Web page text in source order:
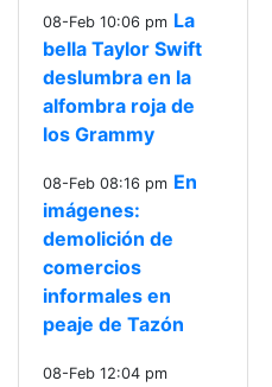
08-Feb 10:06 pm La
bella Taylor Swift
deslumbra en la
alfombra roja de
los Grammy
08-Feb 08:16 pm En
imágenes:
demolición de
comercios
informales en
peaje de Tazón
08-Feb 12:04 pm